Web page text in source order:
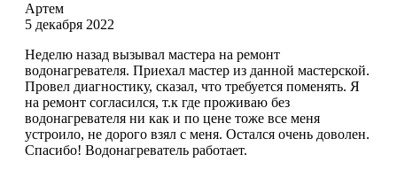
Артем
5 декабря 2022
Неделю назад вызывал мастера на ремонт
водонагревателя. Приехал мастер из данной мастерской.
Провел диагностику, сказал, что требуется поменять. Я
на ремонт согласился, т.к где проживаю без
водонагревателя ни как и по цене тоже все меня
устроило, не дорого взял с меня. Остался очень доволен.
Спасибо! Водонагреватель работает.